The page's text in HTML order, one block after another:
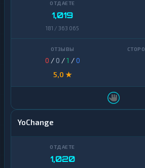
1,019
181 / 363 065
0 / 0 /1 /0
5,0 ★
YoChange
1,020